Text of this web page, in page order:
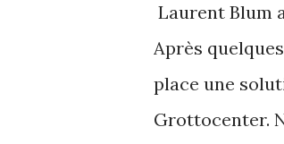
Laurent Blum
Après
place une
Grottocenter.